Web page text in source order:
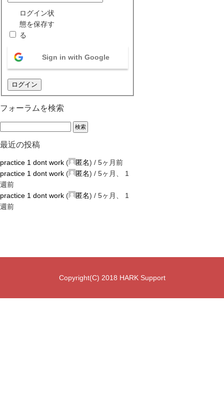
ログイン状
態を保存す
る
Sign in with Google
ログイン
フォーラムを検索
最近の投稿
practice 1 dont work ( 匿名) / 5ヶ月前
practice 1 dont work ( 匿名) / 5ヶ月、 1
週前
practice 1 dont work ( 匿名) / 5ヶ月、 1
週前
Copyright(C) 2018 HARK Support